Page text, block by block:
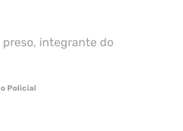
integrante do
Policial